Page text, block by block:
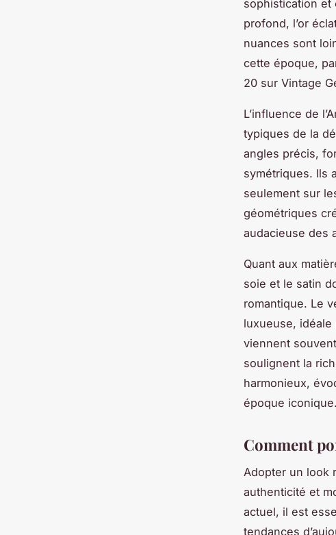
sophistication et
profond, l’or
nuances sont
cette époque,
20 sur Vintage
L’influence de
typiques de la
angles précis,
symétriques. Ils
seulement sur
géométriques
audacieuse des
Quant aux
soie et le satin
romantique. Le
luxueuse,
viennent
soulignent la
harmonieux,
époque iconique.
Comment
Adopter un look
authenticité et
actuel, il est
tendances